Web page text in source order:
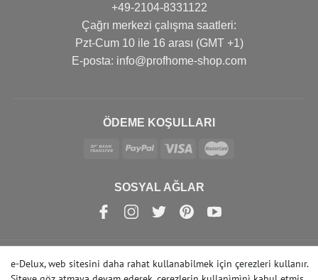
+49-2104-8331122
Çağrı merkezi çalışma saatleri:
Pzt-Cum 10 ile 16 arası (GMT +1)
Е-posta: info@profhome-shop.com
ÖDEME KOŞULLARI
SOSYAL AĞLAR
© Copyright 2022 | e-Delux GmbH
e-Delux, web sitesini daha rahat kullanabilmek için çerezleri kullanır.